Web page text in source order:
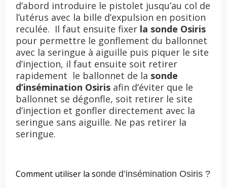
d’abord introduire le pistolet jusqu’au col de
l’utérus avec la bille d’expulsion en position
reculée. Il faut ensuite fixer la sonde Osiris
pour permettre le gonflement du ballonnet
avec la seringue à aiguille puis piquer le site
d’injection, il faut ensuite soit retirer
rapidement le ballonnet de la sonde
d’insémination Osiris afin d’éviter que le
ballonnet se dégonfle, soit retirer le site
d’injection et gonfler directement avec la
seringue sans aiguille. Ne pas retirer la
seringue.
Comment utiliser la sonde d’insémination Osiris ?